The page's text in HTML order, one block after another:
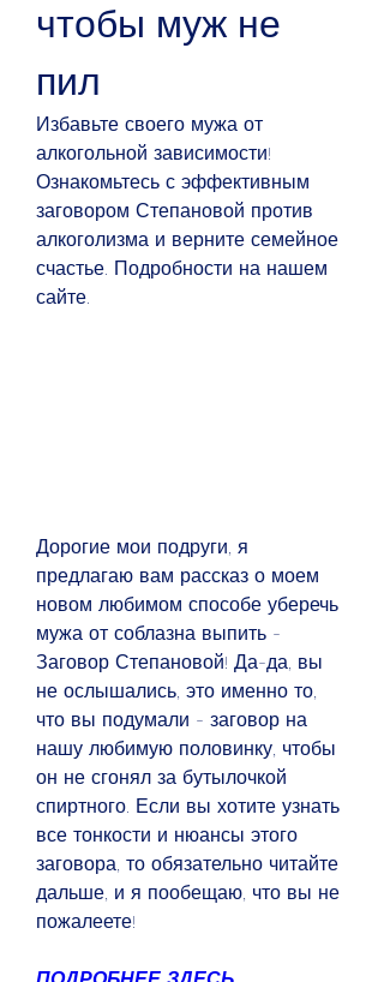
чтобы муж не
пил
Избавьте своего мужа от
алкогольной зависимости!
Ознакомьтесь с эффективным
заговором Степановой против
алкоголизма и верните семейное
счастье. Подробности на нашем
сайте.
Дорогие мои подруги, я
предлагаю вам рассказ о моем
новом любимом способе уберечь
мужа от соблазна выпить -
Заговор Степановой! Да-да, вы
не ослышались, это именно то,
что вы подумали - заговор на
нашу любимую половинку, чтобы
он не сгонял за бутылочкой
спиртного. Если вы хотите узнать
все тонкости и нюансы этого
заговора, то обязательно читайте
дальше, и я пообещаю, что вы не
пожалеете!